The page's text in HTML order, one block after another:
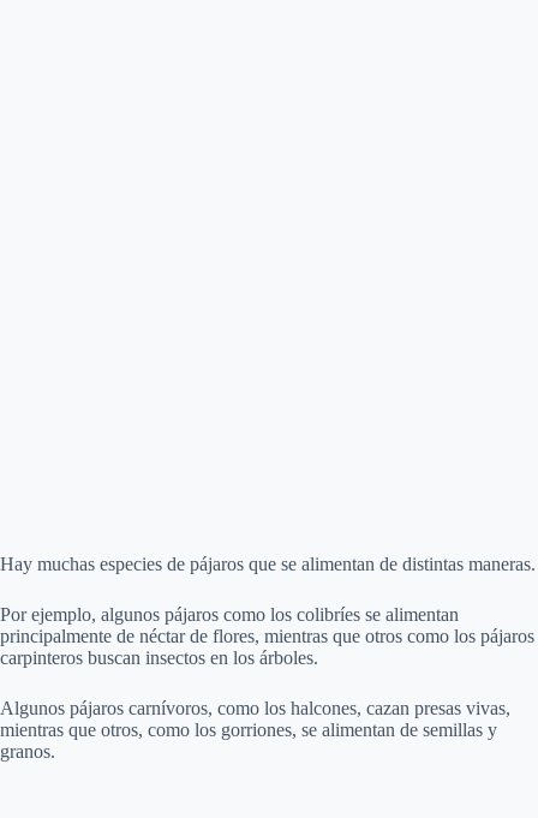
Hay muchas especies de pájaros que se alimentan de distintas maneras.
Por ejemplo, algunos pájaros como los colibríes se alimentan
principalmente de néctar de flores, mientras que otros como los pájaros
carpinteros buscan insectos en los árboles.
Algunos pájaros carnívoros, como los halcones, cazan presas vivas,
mientras que otros, como los gorriones, se alimentan de semillas y
granos.